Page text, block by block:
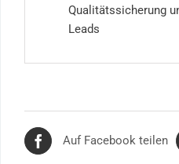
Qualitätssicherung
Leads
Auf Facebook teilen